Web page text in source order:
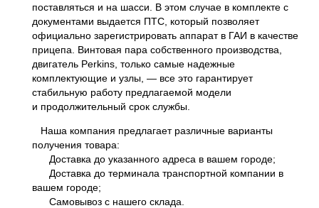
поставляться и на шасси. В этом случае в комплекте с
документами выдается ПТС, который позволяет
официально зарегистрировать аппарат в ГАИ в качестве
прицепа. Винтовая пара собственного производства,
двигатель Perkins, только самые надежные
комплектующие и узлы, — все это гарантирует
стабильную работу предлагаемой модели
и продолжительный срок службы.
Наша компания предлагает различные варианты
получения товара:
Доставка до указанного адреса в вашем городе;
Доставка до терминала транспортной компании в
вашем городе;
Самовывоз с нашего склада.